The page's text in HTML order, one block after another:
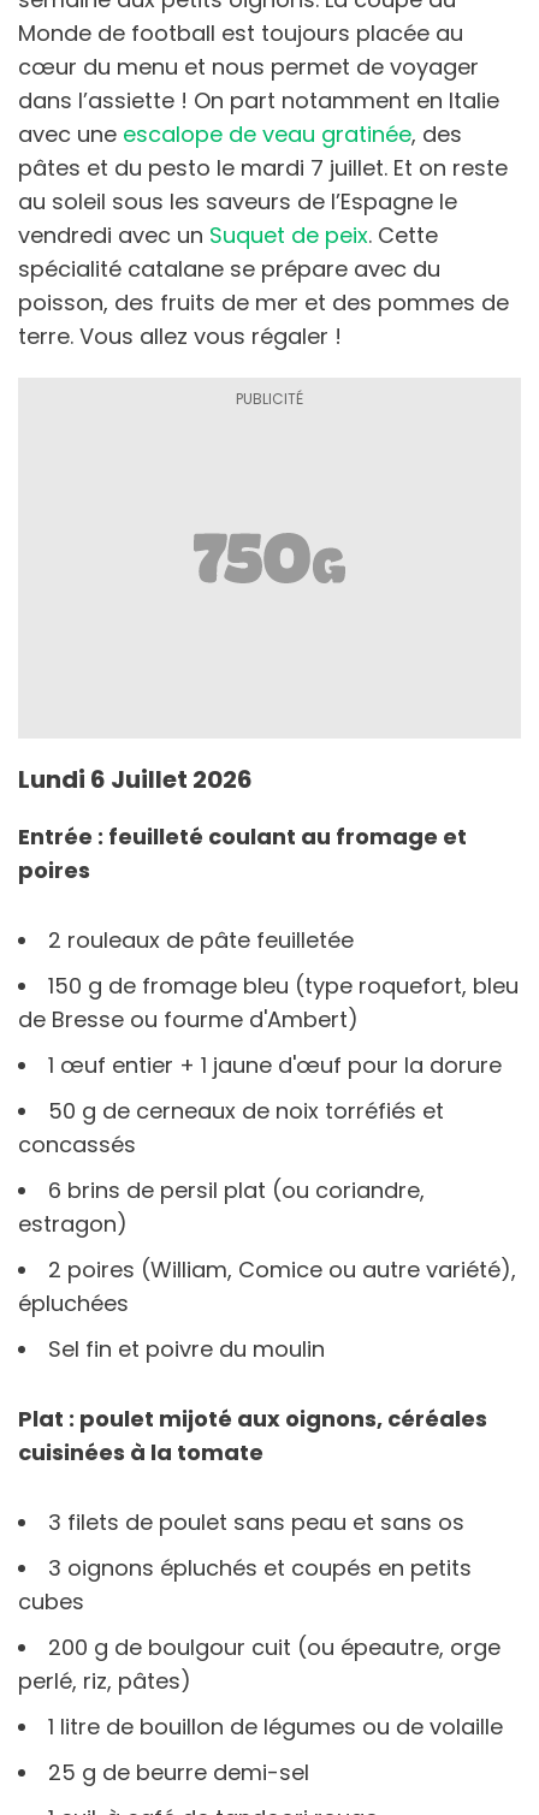
Monde de football est toujours placée au
cœur du menu et nous permet de voyager
dans l’assiette ! On part notamment en Italie
avec une escalope de veau gratinée, des
pâtes et du pesto le mardi 7 juillet. Et on reste
au soleil sous les saveurs de l’Espagne le
vendredi avec un Suquet de peix. Cette
spécialité catalane se prépare avec du
poisson, des fruits de mer et des pommes de
terre. Vous allez vous régaler !
Lundi 6 Juillet 2026
Entrée : feuilleté coulant au fromage et
poires
2 rouleaux de pâte feuilletée
150 g de fromage bleu (type roquefort, bleu
de Bresse ou fourme d'Ambert)
1 œuf entier + 1 jaune d'œuf pour la dorure
50 g de cerneaux de noix torréfiés et
concassés
6 brins de persil plat (ou coriandre,
estragon)
2 poires (William, Comice ou autre variété),
épluchées
Sel fin et poivre du moulin
Plat : poulet mijoté aux oignons, céréales
cuisinées à la tomate
3 filets de poulet sans peau et sans os
3 oignons épluchés et coupés en petits
cubes
200 g de boulgour cuit (ou épeautre, orge
perlé, riz, pâtes)
1 litre de bouillon de légumes ou de volaille
25 g de beurre demi-sel